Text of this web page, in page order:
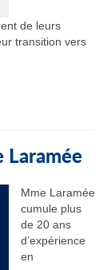
de leurs
transition vers
Laramée
Mme Laramée
cumule plus
de 20 ans
d’expérience
en